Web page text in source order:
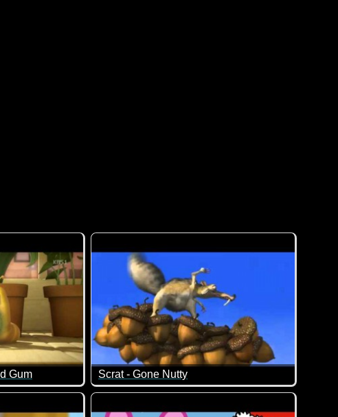
Gum
Larva. Sinnfrei, aber nett! Diese kleinen Larven sind immer
Scrat - Gone Nutty
Jeder, der schon mal einen Ice-Age-Film